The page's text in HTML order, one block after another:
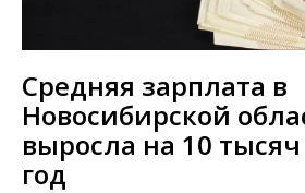
Средняя зарплата в
Новосибирской
выросла на 10
год